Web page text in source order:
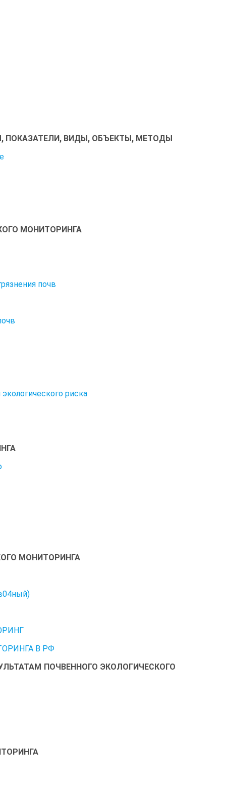
ПОКАЗАТЕЛИ, ВИДЫ, ОБЪЕКТЫ, МЕТОДЫ
МОНИТОРИНГА
почв
риска
МОНИТОРИНГА
В РФ
ПОЧВЕННОГО ЭКОЛОГИЧЕСКОГО